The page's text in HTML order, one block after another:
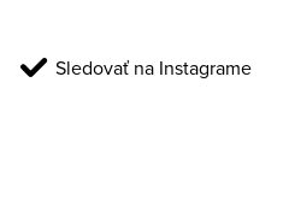
Sledovať na Instagrame